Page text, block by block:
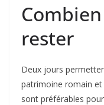
rester
Deux jours
patrimoine romain et
sont préférables